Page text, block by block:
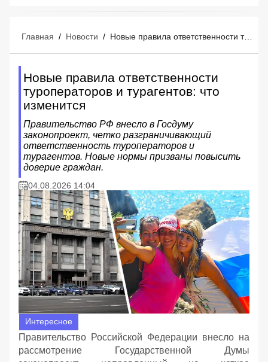
Главная / Новости / Новые правила ответственности туроператоров и турагентов: что изменится
Новые правила ответственности
туроператоров и турагентов: что
изменится
Правительство РФ внесло в Госдуму
законопроект, четко разграничивающий
ответственность туроператоров и
турагентов. Новые нормы призваны повысить
доверие граждан.
04.08.2026 14:04
Интересное
Правительство Российской Федерации внесло на
рассмотрение Государственной Думы